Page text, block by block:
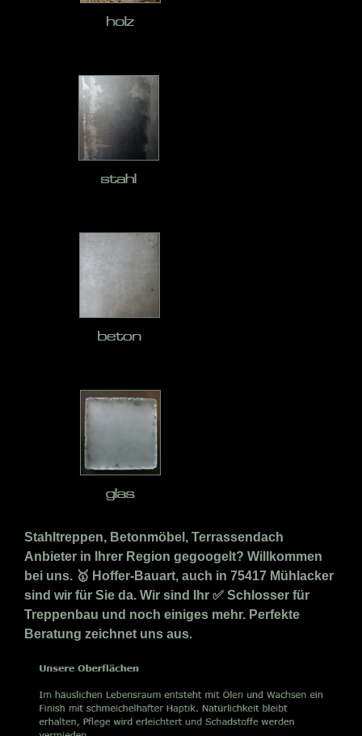
Stahltreppen, Betonmöbel, Terrassendach
Anbieter in Ihrer Region gegoogelt? Willkommen
bei uns. 🥇 Hoffer-Bauart, auch in 75417 Mühlacker
sind wir für Sie da. Wir sind Ihr ✅ Schlosser für
Treppenbau und noch einiges mehr. Perfekte
Beratung zeichnet uns aus.